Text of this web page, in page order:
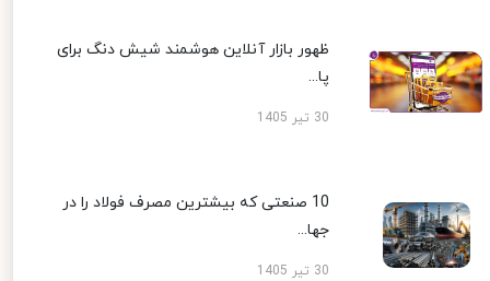
ظهور بازار آنلاین هوشمند شیش دنگ برای
پا...
30 تیر 1405
10 صنعتی که بیشترین مصرف فولاد را در
جها...
30 تیر 1405